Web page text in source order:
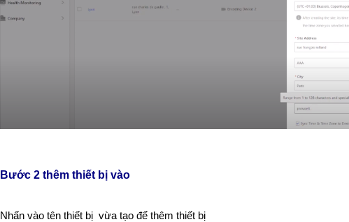
Bước 2 thêm thiết bị vào
Nhấn vào tên thiết bị vừa tạo để thêm thiết bị